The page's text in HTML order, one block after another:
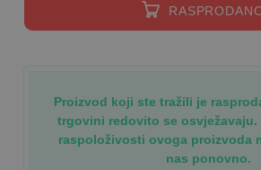
Proizvod koji ste tražili je
trgovini redovito se osvježavaju.
raspoloživosti ovoga proizvoda
nas ponovno.